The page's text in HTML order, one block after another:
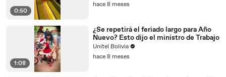
00:57
con algo que nosotros hemos
00:58
hablado mucho, pero lo que se
00:58
ha quedado realmente incómodo
00:59
con algo que nosotros hemos
0:50
hace 8 meses
1:08
¿Se repetirá el feriado largo para Año
Nuevo? Esto dijo el ministro de Trabajo
Unitel Bolivia
hace 8 meses